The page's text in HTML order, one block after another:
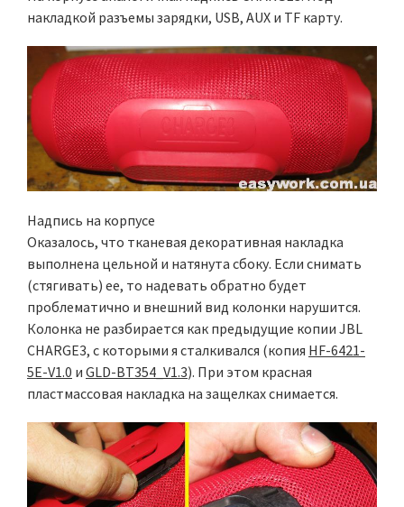
накладкой разъемы зарядки, USB, AUX и TF карту.
Надпись на корпусе
Оказалось, что тканевая декоративная накладка
выполнена цельной и натянута сбоку. Если снимать
(стягивать) ее, то надевать обратно будет
проблематично и внешний вид колонки нарушится.
Колонка не разбирается как предыдущие копии JBL
CHARGE3, с которыми я сталкивался (копия HF-6421-
5E-V1.0 и GLD-BT354_V1.3). При этом красная
пластмассовая накладка на защелках снимается.